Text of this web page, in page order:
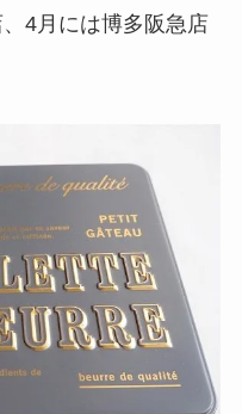
4月には博多阪急店